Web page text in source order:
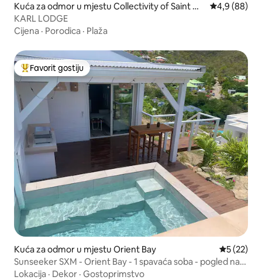
Kuća za odmor u mjestu Collectivity of Saint Ma
rtin
Prosječna
4,9 (88)
KARL LODGE
Cijena · Porodica · Plaža
Glavni favorit gostiju
Favorit gostiju
Kuća za odmor u mjestu Orient Bay Prosječna
5 (22)
Sunseeker SXM - Orient Bay - 1 spavaća soba - pogled na
more
Lokacija · Dekor · Gostoprimstvo